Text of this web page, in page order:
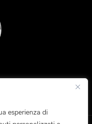
esperienza di